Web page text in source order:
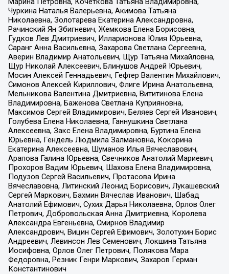
Чуркина Наталья Валерьевна, Акимова Татьяна
Николаевна, Золотарева Екатерина Александровна,
Рачинский Ян Збигневич, Жемкова Елена Борисовна,
Гудков Лев Дмитриевич, Илларионова Юлия Юрьевна,
Саранг Анна Васильевна, Захарова Светлана Сергеевна,
Аверин Владимир Анатольевич, Щур Татьяна Михайловна,
Щур Николай Алексеевич, Блинушов Андрей Юрьевич,
Мосин Алексей Геннадьевич, Гефтер Валентин Михайлович,
Симонов Алексей Кириллович, Флиге Ирина Анатольевна,
Мельникова Валентина Дмитриевна, Вититинова Елена
Владимировна, Баженова Светлана Куприяновна,
Максимов Сергей Владимирович, Беляев Сергей Иванович,
Голубева Елена Николаевна, Ганнушкина Светлана
Алексеевна, Закс Елена Владимировна, Буртина Елена
Юрьевна, Гендель Людмила Залмановна, Кокорина
Екатерина Алексеевна, Шуманов Илья Вячеславович,
Арапова Галина Юрьевна, Свечников Анатолий Мариевич,
Прохоров Вадим Юрьевич, Шахова Елена Владимировна,
Подузов Сергей Васильевич, Протасова Ирина
Вячеславовна, Литинский Леонид Борисович, Лукашевский
Сергей Маркович, Бахмин Вячеслав Иванович, Шабад
Анатолий Ефимович, Сухих Дарья Николаевна, Орлов Олег
Петрович, Добровольская Анна Дмитриевна, Королева
Александра Евгеньевна, Смирнов Владимир
Александрович, Вицин Сергей Ефимович, Золотухин Борис
Андреевич, Левинсон Лев Семенович, Локшина Татьяна
Иосифовна, Орлов Олег Петрович, Полякова Мара
Федоровна, Резник Генри Маркович, Захаров Герман
Константинович